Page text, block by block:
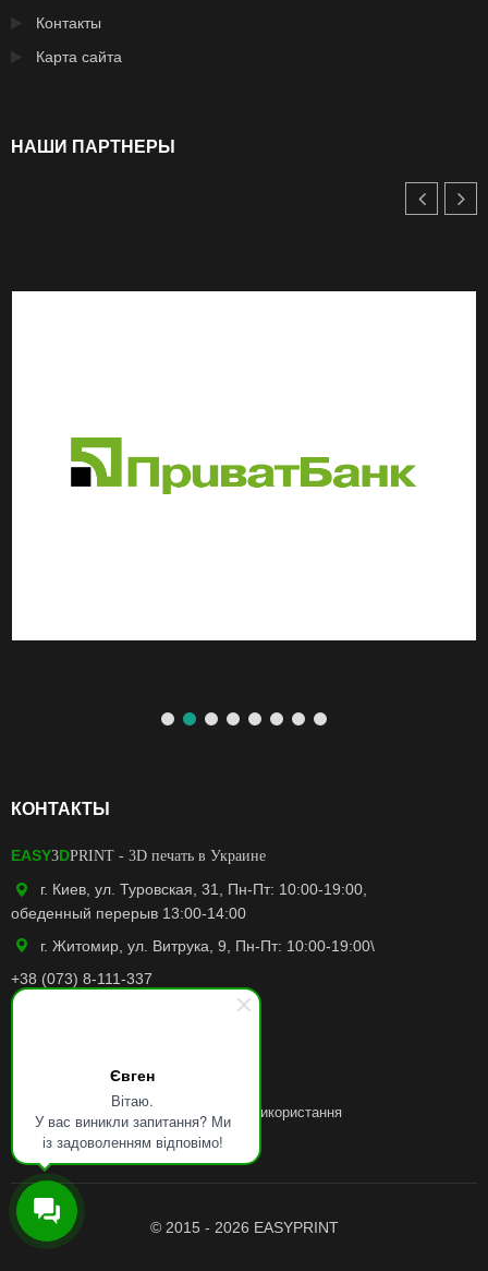
Євген
Вітаю.
У вас виникли запитання? Ми
із задоволенням відповімо!
Контакты
Карта сайта
НАШИ ПАРТНЕРЫ
КОНТАКТЫ
EASY3DPRINT - 3D печать в Украине
г. Киев, ул. Туровская, 31, Пн-Пт: 10:00-19:00,
обеденный перерыв 13:00-14:00
г. Житомир, ул. Витрука, 9, Пн-Пт: 10:00-19:00\
+38 (073) 8-111-337
easy3dprint.ua@gmail.com
Instagram
Політику конфіденційності Умови використання
© 2015 - 2026 EASYPRINT